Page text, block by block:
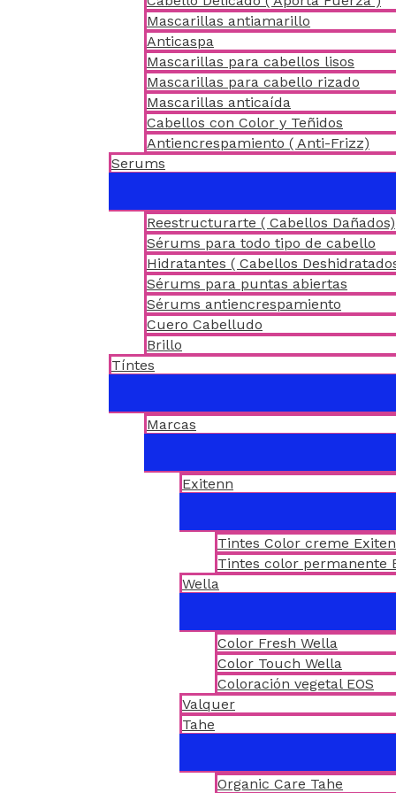
Mascarillas antiamarillo
Anticaspa
Mascarillas para cabellos lisos
Mascarillas para cabello rizado
Mascarillas anticaída
Cabellos con Color y Teñidos
Antiencrespamiento ( Anti-Frizz)
Serums
Reestructurarte ( Cabellos Dañados)
Sérums para todo tipo de cabello
Hidratantes ( Cabellos
Sérums para puntas abiertas
Sérums antiencrespamiento
Cuero Cabelludo
Brillo
Tíntes
Marcas
Exitenn
Tintes Color creme
Tintes color permanente
Wella
Color Fresh Wella
Color Touch Wella
Coloración vegetal EOS
Valquer
Tahe
Organic Care Tahe